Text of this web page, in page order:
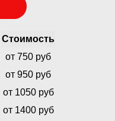
Стоимость
от 750 руб
от 950 руб
от 1050 руб
от 1400 руб